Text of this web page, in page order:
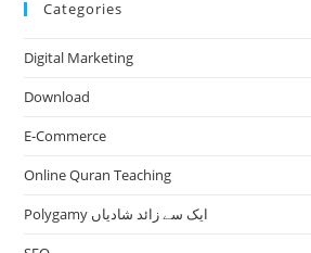
Categories
Digital Marketing
Download
E-Commerce
Online Quran Teaching
Polygamy ایک سے زائد شادیاں